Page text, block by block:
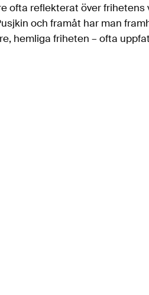
ofta reflekterat över frihetens
och framåt har man
hemliga friheten – ofta